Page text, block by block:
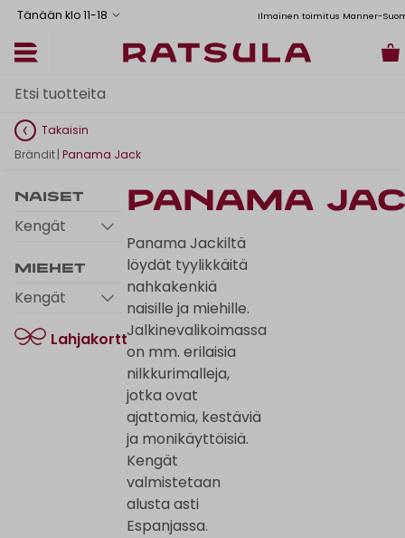
Tänään klo 11-18 Ilmainen toimitus Manner-
Takaisin
Brändit| Panama Jack
Naiset
Kengät
Miehet
Kengät
Lahjakortti
Panama
Panama Jackiltä
löydät tyylikkäitä
nahkakenkiä
naisille ja miehille.
Jalkinevalikoimassa
on mm. erilaisia
nilkkurimalleja,
jotka ovat
ajattomia, kestäviä
ja monikäyttöisiä.
Kengät
valmistetaan
alusta asti
Espanjassa.